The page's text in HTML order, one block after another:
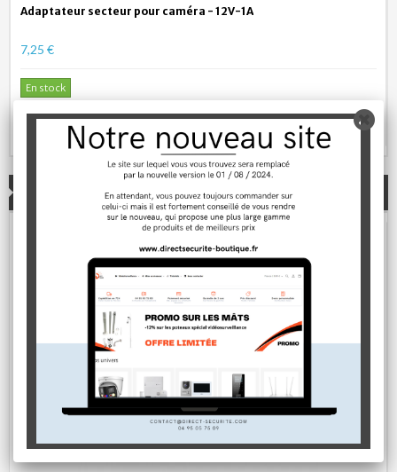
Adaptateur secteur pour caméra - 12V-1A
7,25 €
En stock
AJOUTER AU PANIER
PRODUITS CONNEXES